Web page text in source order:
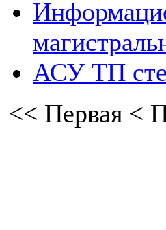
АСУ ТП
<< Первая <